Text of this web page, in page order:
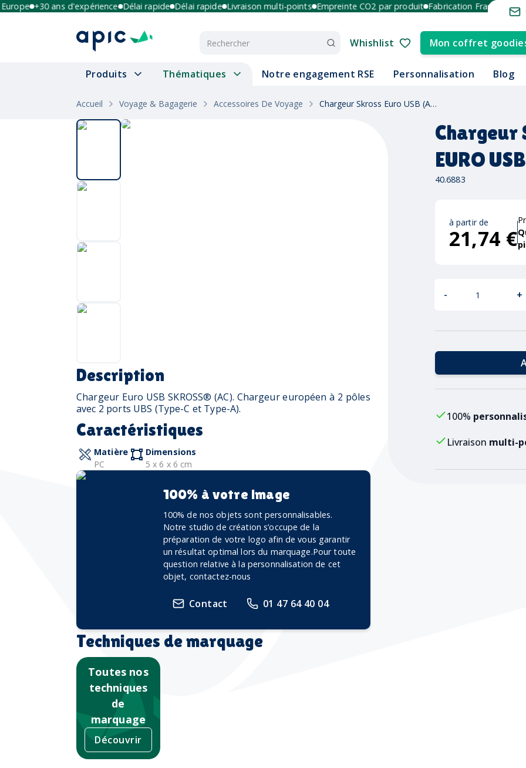
+30 ans d'expérience Délai rapide Délai rapide Livraison multi-points Empreinte CO2 par produit Fabrication France et
Whishlist Mon coffret
Produits Thématiques Notre engagement RSE Personnalisation Blog
Accueil Voyage & Bagagerie Accessoires De Voyage Chargeur Skross Euro USB (AC) EURO USB CHARGER A/C
Description
Chargeur Euro USB SKROSS® (AC). Chargeur européen à 2 pôles
avec 2 ports UBS (Type-C et Type-A).
Caractéristiques
Matière
PC
Dimensions
5 x 6 x 6 cm
100% à votre image
100% de nos objets sont personnalisables.
Notre studio de création s’occupe de la
préparation de votre logo afin de vous garantir
un résultat optimal lors du marquage.Pour toute
question relative à la personnalisation de cet
objet, contactez-nous
Contact 01 47 64 40 04
Techniques de marquage
Toutes nos
techniques
de
marquage
Découvrir
Chargeur
EURO
40.6883
à partir de
21,74 €
- +
100%
Livraison multi-